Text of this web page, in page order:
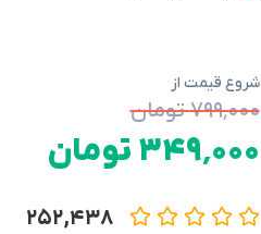
شروع قیمت از
۷۹۹٬۰۰۰ تومان
۳۴۹٬۰۰۰ تومان
۲۵۲,۴۳۸